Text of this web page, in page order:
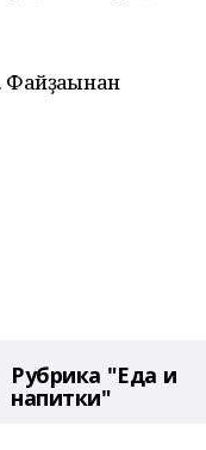
Рубрика "Еда и
напитки"